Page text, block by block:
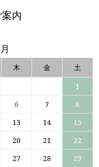
内
木 金
土
1
6 7
8
13 14
15
20 21
22
27 28
29